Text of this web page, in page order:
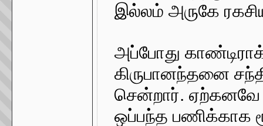
இல்லம் அருகே
அப்போது
கிருபானந்தனை
சென்றார். ஏற்கனவே
ஒப்பந்த பணிக்காக